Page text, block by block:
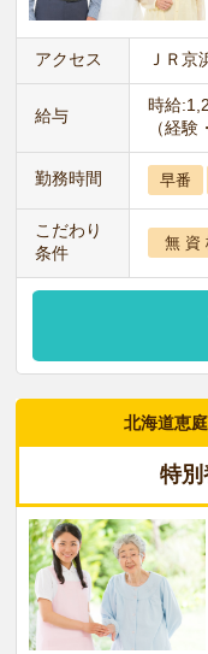
アクセス ＪＲ
給与
時給
（経験
勤務時間 早番
こだわり
条件
無 資
北海道恵
特別